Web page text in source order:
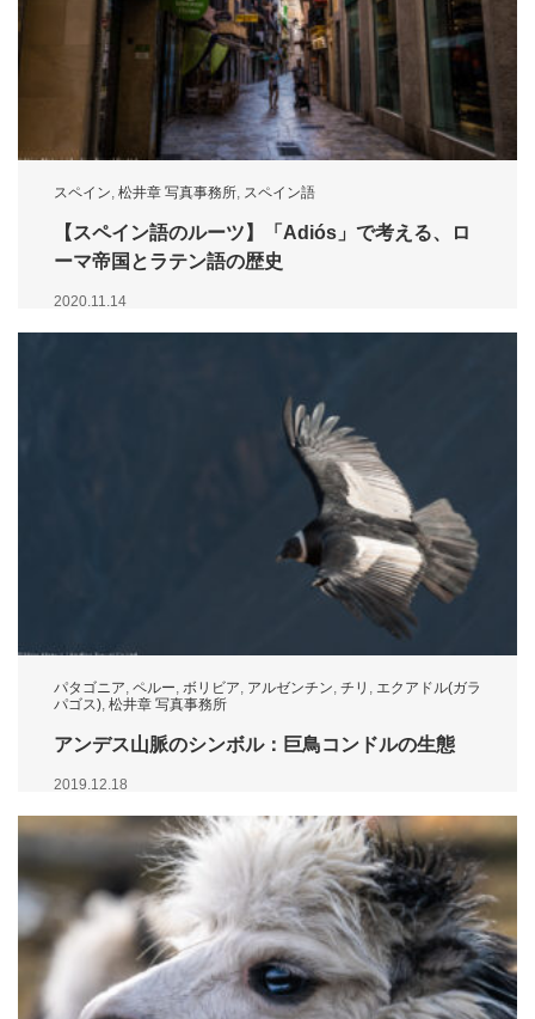
スペイン, 松井章 写真事務所, スペイン語
【スペイン語のルーツ】「Adiós」で考える、ロ
ーマ帝国とラテン語の歴史
2020.11.14
パタゴニア, ペルー, ボリビア, アルゼンチン, チリ , エクアドル(ガラ
パゴス), 松井章 写真事務所
アンデス山脈のシンボル：巨鳥コンドルの生態
2019.12.18